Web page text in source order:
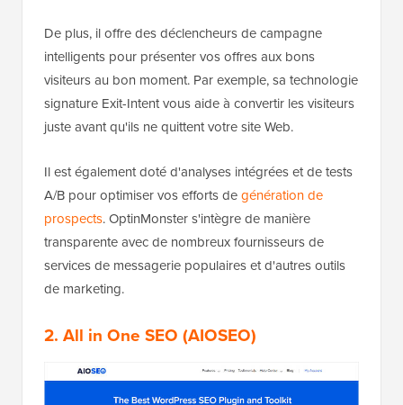
De plus, il offre des déclencheurs de campagne
intelligents pour présenter vos offres aux bons
visiteurs au bon moment. Par exemple, sa technologie
signature Exit-Intent vous aide à convertir les visiteurs
juste avant qu'ils ne quittent votre site Web.
Il est également doté d'analyses intégrées et de tests
A/B pour optimiser vos efforts degénération de
prospects. OptinMonster s'intègre de manière
transparente avec de nombreux fournisseurs de
services de messagerie populaires et d'autres outils
de marketing.
2. All in One SEO (AIOSEO)